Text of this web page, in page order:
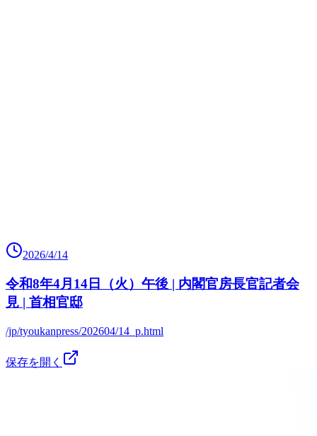
2026/4/14
令和8年4月14日（火）午後 | 内閣官房長官記者会
見 | 首相官邸
/jp/tyoukanpress/202604/14_p.html
保存を開く